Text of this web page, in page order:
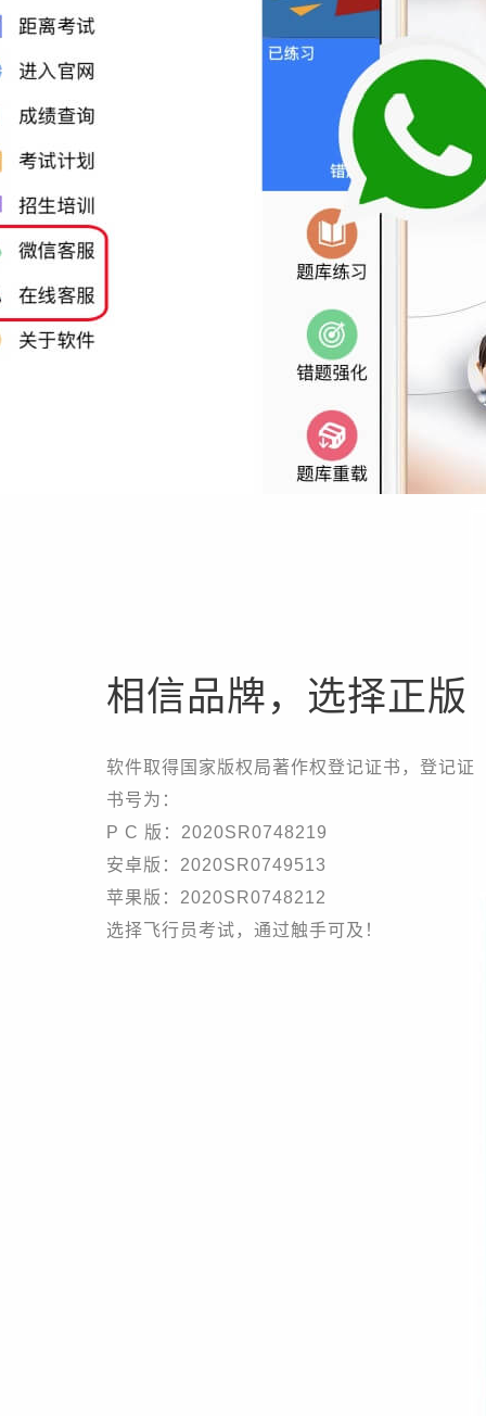
相信品牌，选择正版
软件取得国家版权局著作权登记证书，登记证
书号为：
P C 版：2020SR0748219
安卓版：2020SR0749513
苹果版：2020SR0748212
选择飞行员考试，通过触手可及！